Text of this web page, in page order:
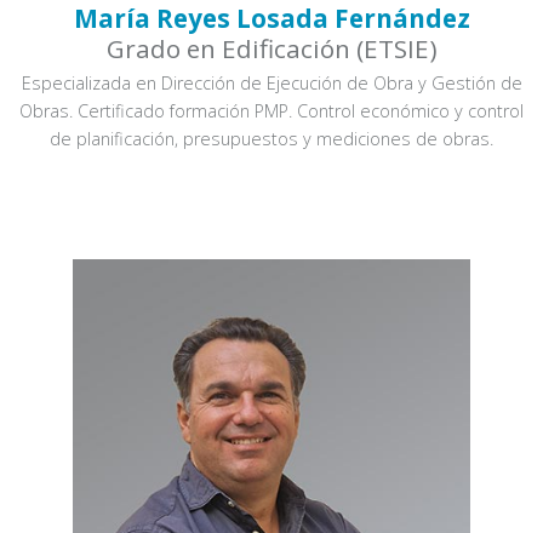
María Reyes Losada Fernández
Grado en Edificación (ETSIE)
Especializada en Dirección de Ejecución de Obra y Gestión de
Obras. Certificado formación PMP. Control económico y control
de planificación, presupuestos y mediciones de obras.